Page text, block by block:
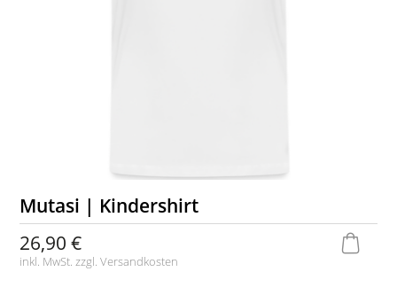
Mutasi | Kindershirt
26,90 €
inkl. MwSt. zzgl.Versandkosten